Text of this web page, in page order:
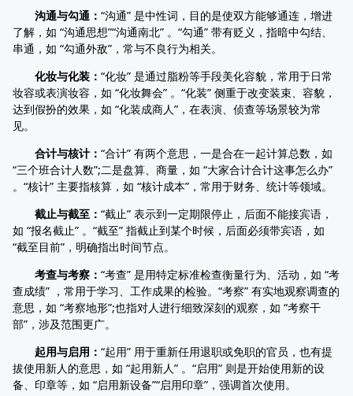
沟通与勾通： “沟通” 是中性词，目的是使双方能够通连，增进
了解，如 “沟通思想”“沟通南北” 。“勾通” 带有贬义，指暗中勾结、
串通，如 “勾通外敌”，常与不良行为相关。
化妆与化装： “化妆” 是通过脂粉等手段美化容貌，常用于日常
妆容或表演妆容，如 “化妆舞会” 。“化装” 侧重于改变装束、容貌，
达到假扮的效果，如 “化装成商人”，在表演、侦查等场景较为常
见。
合计与核计： “合计” 有两个意思，一是合在一起计算总数，如
“三个班合计人数”;二是盘算、商量，如 “大家合计合计这事怎么办”
。“核计” 主要指核算，如 “核计成本”，常用于财务、统计等领域。
截止与截至： “截止” 表示到一定期限停止，后面不能接宾语，
如 “报名截止” 。“截至” 指截止到某个时候，后面必须带宾语，如
“截至目前”，明确指出时间节点。
考查与考察： “考查” 是用特定标准检查衡量行为、活动，如 “考
查成绩” ，常用于学习、工作成果的检验。“考察” 有实地观察调查的
意思，如 “考察地形”;也指对人进行细致深刻的观察，如 “考察干
部”，涉及范围更广。
起用与启用： “起用” 用于重新任用退职或免职的官员，也有提
拔使用新人的意思，如 “起用新人” 。“启用” 则是开始使用新的设
备、印章等，如 “启用新设备”“启用印章”，强调首次使用。